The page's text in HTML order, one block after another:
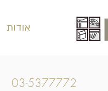
אודות
03-5377772